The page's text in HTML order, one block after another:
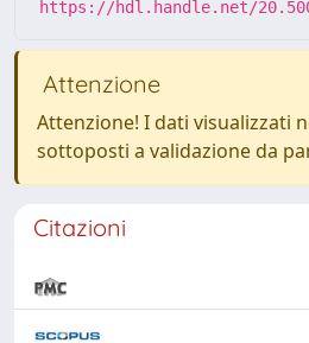
https://hdl.handle.net/
Attenzione
Attenzione! I dati visualizzati
sottoposti a validazione da
Citazioni